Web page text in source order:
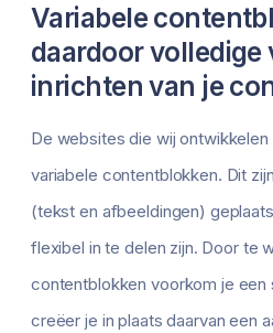
Variabele
daardoor volledige
inrichten van je
De websites die wij
variabele contentblokken. Dit
(tekst en afbeeldingen)
flexibel in te delen zijn. Door te
contentblokken voorkom je een
creëer je in plaats daarvan een